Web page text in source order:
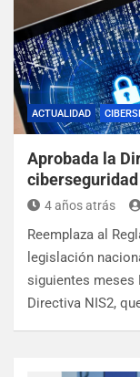
ACTUALIDAD
Aprobada la
ciberseguridad
4 años atrás
Reemplaza al
legislación
siguientes meses
Directiva NIS2,